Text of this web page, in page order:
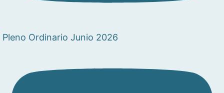
Pleno Ordinario Junio 2026